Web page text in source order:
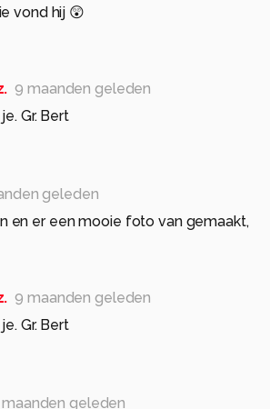
vond hij 😲
9 maanden geleden
Gr. Bert
geleden
en er een mooie foto van gemaakt,
9 maanden geleden
Gr. Bert
geleden